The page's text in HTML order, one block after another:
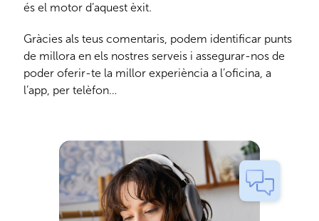
és el motor d’aquest èxit.
Gràcies als teus comentaris, podem identificar punts
de millora en els nostres serveis i assegurar-nos de
poder oferir-te la millor experiència a l’oficina, a
l’app, per telèfon…